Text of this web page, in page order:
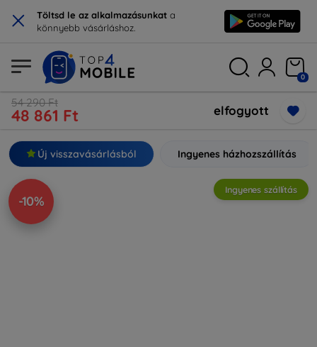
× Töltsd le az alkalmazásunkat a
könnyebb vásárláshoz.
0
54 290 Ft
48 861 Ft elfogyott
Új visszavásárlásból Ingyenes házhozszállítás
-10%
Ingyenes szállítás